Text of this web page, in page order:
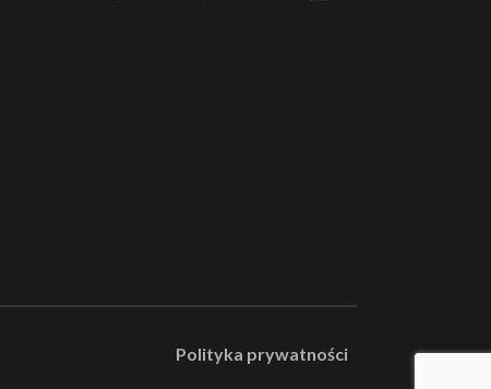
Polityka prywatności